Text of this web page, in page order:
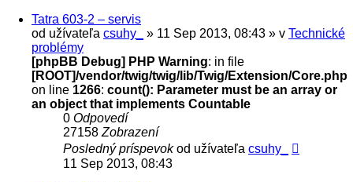
Tatra 603-2 – servis
od užívateľa csuhy_ » 11 Sep 2013, 08:43 » v Technické
problémy
[phpBB Debug] PHP Warning: in file
[ROOT]/vendor/twig/twig/lib/Twig/Extension/Core.php
on line 1266: count(): Parameter must be an array or
an object that implements Countable
0 Odpovedí
27158 Zobrazení
Posledný príspevokod užívateľa csuhy_
11 Sep 2013, 08:43